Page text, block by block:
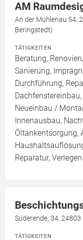
AM
An der Mühlenau 54,
Beringstedt)
TÄTIGKEITEN
Beratung,
Sanierung,
Durchführung,
Neueinbau /
Innenausbau,
Öltankentsorgung,
Reparatur, Verlegen
Süderende, 34,
TÄTIGKEITEN